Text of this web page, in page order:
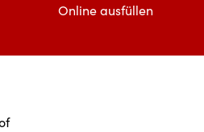
Online ausfüllen